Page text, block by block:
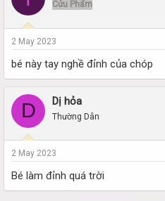
Cửu Phẩm
2 May 2023
bé này tay nghề đỉnh của chóp
D Dị hỏa
Thường Dân
2 May 2023
Bé làm đỉnh quá trời